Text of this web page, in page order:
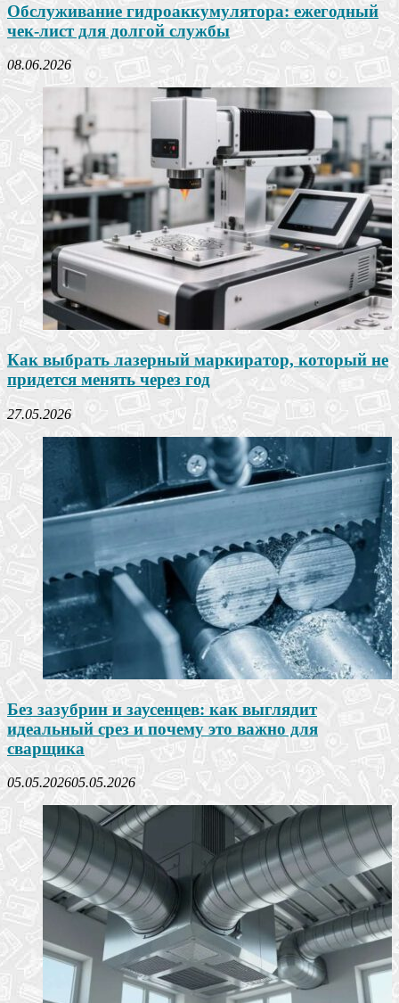
Обслуживание гидроаккумулятора: ежегодный
чек-лист для долгой службы
08.06.2026
Как выбрать лазерный маркиратор, который не
придется менять через год
27.05.2026
Без зазубрин и заусенцев: как выглядит
идеальный срез и почему это важно для
сварщика
05.05.202605.05.2026